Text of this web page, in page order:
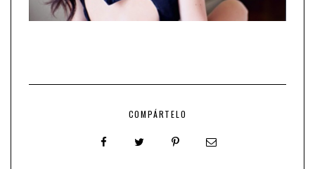
COMPÁRTELO